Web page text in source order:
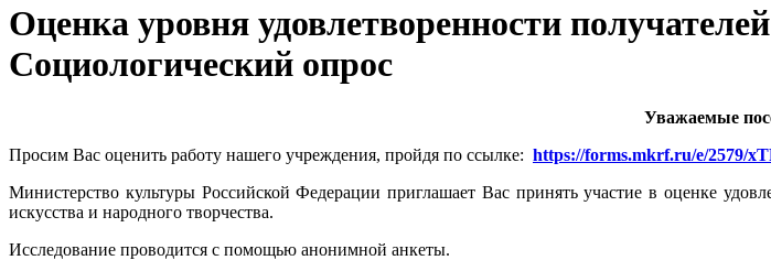
Оценка уровня удовлетворенности
Социологический опрос
Уважаемые
Просим Вас оценить работу нашего учреждения, пройдя по ссылке: https://forms.mkrf.ru/e/2579/
Министерство культуры Российской Федерации приглашает Вас принять участие в оценке
искусства и народного творчества.
Исследование проводится с помощью анонимной анкеты.